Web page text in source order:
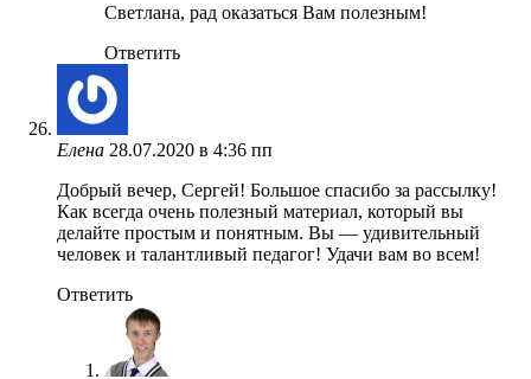
Светлана, рад оказаться Вам полезным!
Ответить
Елена 28.07.2020 в 4:36 пп
Добрый вечер, Сергей! Большое спасибо за рассылку!
Как всегда очень полезный материал, который вы
делайте простым и понятным. Вы — удивительный
человек и талантливый педагог! Удачи вам во всем!
Ответить